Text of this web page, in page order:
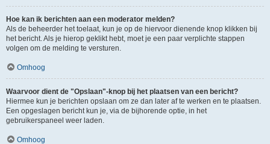
Hoe kan ik berichten aan een moderator melden?
Als de beheerder het toelaat, kun je op de hiervoor dienende knop klikken bij
het bericht. Als je hierop geklikt hebt, moet je een paar verplichte stappen
volgen om de melding te versturen.
Omhoog
Waarvoor dient de "Opslaan"-knop bij het plaatsen van een bericht?
Hiermee kun je berichten opslaan om ze dan later af te werken en te plaatsen.
Een opgeslagen bericht kun je, via de bijhorende optie, in het
gebruikerspaneel weer laden.
Omhoog